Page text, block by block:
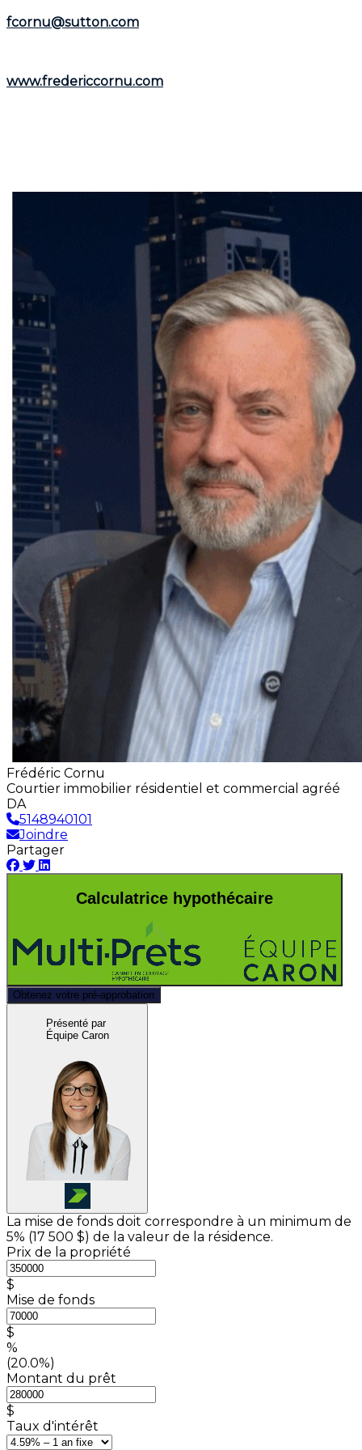
fcornu@sutton.com
www.fredericcornu.com
Frédéric Cornu
Courtier immobilier résidentiel et commercial agréé
DA
5148940101
Joindre
Partager
Calculatrice hypothécaire
Obtenez votre pré-approbation
Présenté par
Équipe Caron
La mise de fonds doit correspondre à un minimum de
5% (17 500 $) de la valeur de la résidence.
Prix de la propriété
$
Mise de fonds
$
%
(20.0%)
Montant du prêt
$
Taux d'intérêt